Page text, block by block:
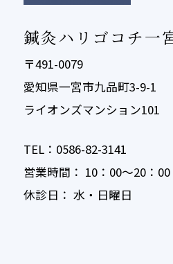
鍼灸ハリゴコチ一
〒491-0079
愛知県一宮市九品町3-9-1
ライオンズマンション101
TEL：0586-82-3141
営業時間： 10：00〜20：00
休診日： 水・日曜日